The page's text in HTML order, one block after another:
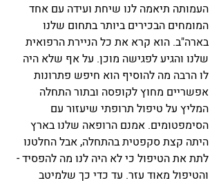
העמותה תיאמה לנו שיחת ועידה עם אחד
המומחים הבכירים ביותר בתחום שלנו
בארה"ב. הוא קרא את כל הניירת הרפואית
שלנו והגיע לפגישה מוכן. על אף שלא היה
לו הרבה מה להוסיף הוא חיפש פתרונות
אפשריים מחוץ לקופסה ובתור התחלה
המליץ על טיפול תרופתי שיעזור עם
הסימפטומים. אמנם הרופאה שלנו בארץ
היתה קצת סקפטית בהתחלה, אבל החלטנו
לתת את הטיפול כי לא היה לנו מה להפסיד -
והטיפול מאוד עזר. עד כדי כך שלמיטב